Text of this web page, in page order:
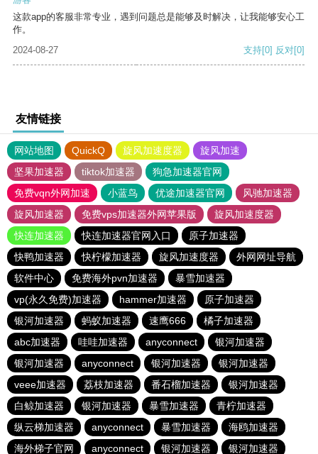
这款app的客服非常专业，遇到问题总是能够及时解决，让我能够安心工
作。
2024-08-27
支持[0] 反对[0]
友情链接
网站地图 QuickQ 旋风加速度器
旋风加速
坚果加速器
tiktok加速器
狗急加速器官网
免费vqn外网加速
小蓝鸟 优途加速器官网
风驰加速器
旋风加速器
免费vps加速器外网苹果版
旋风加速度器
快连加速器
快连加速器官网入口
原子加速器
快鸭加速器
快柠檬加速器 旋风加速度器
外网网址导航
软件中心
免费海外pvn加速器
暴雪加速器
vp(永久免费)加速器
hammer加速器
原子加速器
银河加速器
蚂蚁加速器 速鹰666
橘子加速器
abc加速器
哇哇加速器 anyconnect
银河加速器
银河加速器
anyconnect 银河加速器
银河加速器
veee加速器
荔枝加速器 番石榴加速器
银河加速器
白鲸加速器
银河加速器 暴雪加速器
青柠加速器
纵云梯加速器
anyconnect 暴雪加速器
海鸥加速器
海外梯子官网
anyconnect 银河加速器 银河加速器